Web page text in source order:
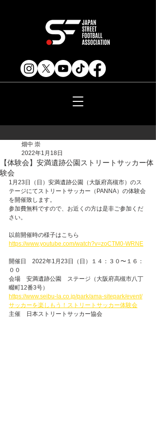
【体験会】安満遺跡公園ストリートサッカー体
験会
畑中 崇
2022年1月18日
1月23日（日）安満遺跡公園（大阪府高槻市）のス
テージにてストリートサッカー（PANNA）の体験会
を開催致します。
参加費無料ですので、お近くの方は是非ご参加くだ
さい。
以前開催時の様子はこちら
https://www.youtube.com/watch?v=zoCTM0-WRNE
開催日　2022年1月23日（日）１４：３０〜１６：
００
会場　安満遺跡公園　ステージ（ 大阪府高槻市八丁
畷町12番3号）
https://www.seibu-la.co.jp/park/ama-sitepark/event/
サッカーを楽しもう！ストリートサッカー体験会
主催　日本ストリートサッカー協会